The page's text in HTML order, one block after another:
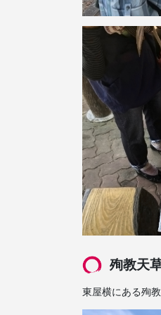
殉教天
東屋横にある殉